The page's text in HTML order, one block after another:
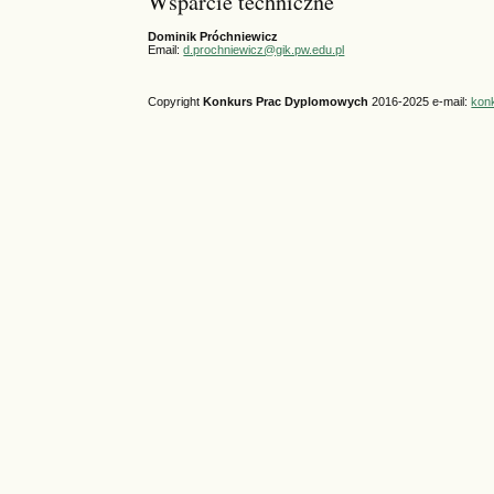
Dominik Próchniewicz
Email:d.prochniewicz@gik.pw.edu.pl
Copyright Konkurs Prac Dyplomowych 2016-2025 e-mail: